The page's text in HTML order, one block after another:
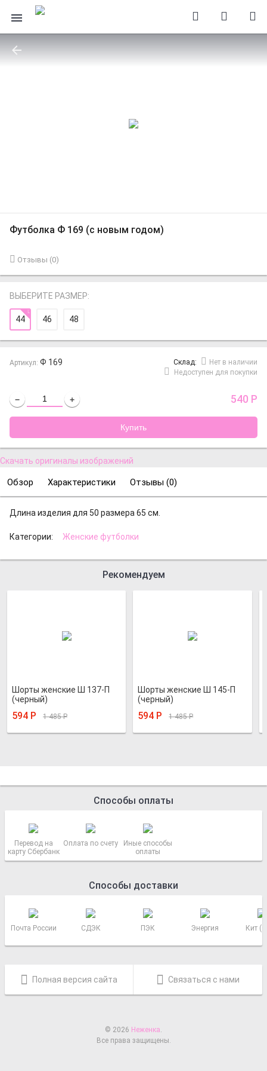
Футболка Ф 169 (с новым годом)
Отзывы (0)
ВЫБЕРИТЕ РАЗМЕР:
44 46 48
Артикул: Ф 169 Cклад:
Нет в наличии
Недоступен для покупки
− + 540 Р
Скачать оригиналы изображений
Обзор Характеристики Отзывы (0)
Длина изделия для 50 размера 65 см.
Категории: Женские футболки
Рекомендуем
Шорты женские Ш 137-П
(черный)
594 Р 1 485Р
Шорты женские Ш 145-П
(черный)
594 Р 1 485Р
Способы оплаты
Перевод на
карту Сбербанк
Оплата по счету
Иные способы
оплаты
Способы доставки
Почта России СДЭК ПЭК Энергия Кит
Полная версия сайта Связаться с нами
© 2026 Неженка.
Все права защищены.